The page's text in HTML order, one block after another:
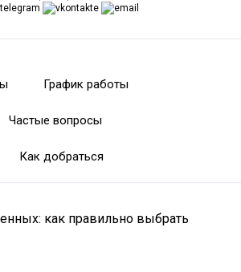
График работы
Частые вопросы
Как добраться
как правильно выбрать